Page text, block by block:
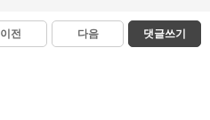
이전 다음 댓글쓰기